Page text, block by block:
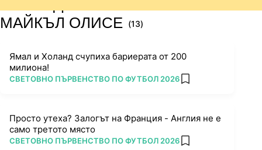
МАЙКЪЛ ОЛИСЕ (13)
Ямал и Холанд счупиха бариерата от 200
милиона!
ПОВЕЧЕ ОТ
СВЕТОВНО ПЪРВЕНСТВО ПО ФУТБОЛ 2026 add favorites
Просто утеха? Залогът на Франция - Англия не е
само третото място
ПОВЕЧЕ ОТ
СВЕТОВНО ПЪРВЕНСТВО ПО ФУТБОЛ 2026 add favorites